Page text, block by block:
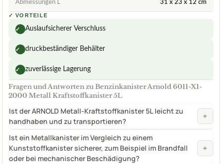
Abmessungen L 31 x 23 x 12 cm
✓ VORTEILE
✓ Auslaufsicherer Verschluss
✓ druckbeständiger Behälter
✓ zuverlässige Lagerung
Fragen und Antworten zu Benzinkanister Arnold 6011-X1-
2000 Metall Kraftstoffkanister 5L
Ist der ARNOLD Metall-Kraftstoffkanister 5L leicht zu
handhaben und zu transportieren?
+
Ist ein Metallkanister im Vergleich zu einem
Kunststoffkanister sicherer, zum Beispiel im Brandfall
oder bei mechanischer Beschädigung?
+